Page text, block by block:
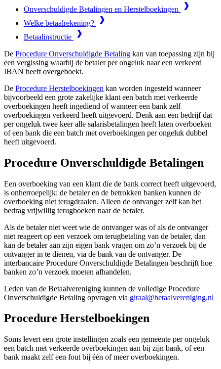
Onverschuldigde Betalingen en Herstelboekingen
Welke betaalrekening?
Betaalinstructie
De Procedure Onverschuldigde Betaling kan van toepassing zijn bij
een vergissing waarbij de betaler per ongeluk naar een verkeerd
IBAN heeft overgeboekt.
De Procedure Herstelboekingen kan worden ingesteld wanneer
bijvoorbeeld een grote zakelijke klant een batch met verkeerde
overboekingen heeft ingediend of wanneer een bank zelf
overboekingen verkeerd heeft uitgevoerd. Denk aan een bedrijf dat
per ongeluk twee keer alle salarisbetalingen heeft laten overboeken
of een bank die een batch met overboekingen per ongeluk dubbel
heeft uitgevoerd.
Procedure Onverschuldigde Betalingen
Een overboeking van een klant die de bank correct heeft uitgevoerd,
is onherroepelijk: de betaler en de betrokken banken kunnen de
overboeking niet terugdraaien. Alleen de ontvanger zelf kan het
bedrag vrijwillig terugboeken naar de betaler.
Als de betaler niet weet wie de ontvanger was of als de ontvanger
niet reageert op een verzoek om terugbetaling van de betaler, dan
kan de betaler aan zijn eigen bank vragen om zo’n verzoek bij de
ontvanger in te dienen, via de bank van de ontvanger. De
interbancaire Procedure Onverschuldigde Betalingen beschrijft hoe
banken zo’n verzoek moeten afhandelen.
Leden van de Betaalvereniging kunnen de volledige Procedure
Onverschuldigde Betaling opvragen via giraal@betaalvereniging.nl
Procedure Herstelboekingen
Soms levert een grote instellingen zoals een gemeente per ongeluk
een batch met verkeerde overboekingen aan bij zijn bank, of een
bank maakt zelf een fout bij één of meer overboekingen.